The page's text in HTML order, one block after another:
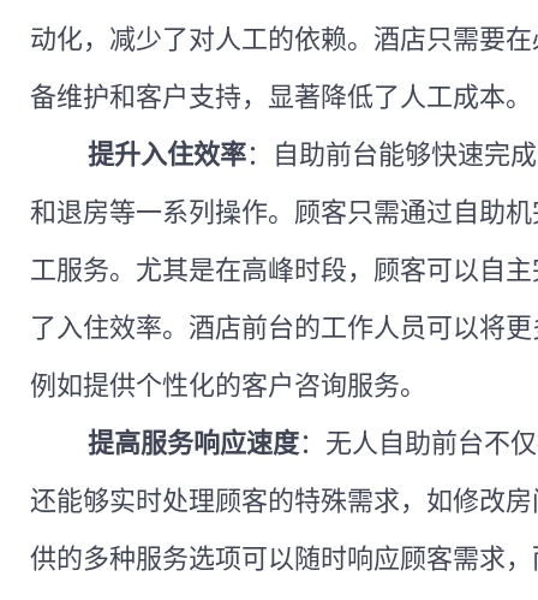
动化，减少了对人工的依赖。酒店只需要
备维护和客户支持，显著降低了人工成本。
提升入住效率：自助前台能够快速完
和退房等一系列操作。顾客只需通过自助
工服务。尤其是在高峰时段，顾客可以自
了入住效率。酒店前台的工作人员可以将
例如提供个性化的客户咨询服务。
提高服务响应速度：无人自助前台不
还能够实时处理顾客的特殊需求，如修改
供的多种服务选项可以随时响应顾客需求